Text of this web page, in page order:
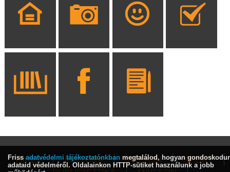
HÍREK KULTÚRA INTERJÚ
SPORT
Friss adatvédelmi tájékoztatónkban megtalálod, hogyan
adataid védelméről. Oldalainkon HTTP-sütiket használunk a jobb